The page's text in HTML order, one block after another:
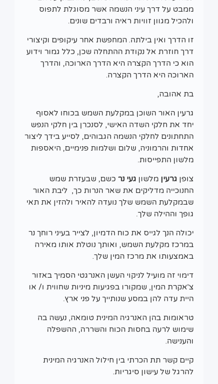
ממבט על דרך עיני הנשמה אשר מסוגלת לתפוס
ולהכיל מגוון זוויות ראיה ורבדים שונים.
זו הדרך ואין בילתה. המחפשת אחר עיקופים וקיצורי
דרך חוזרת אל נקודת ההתחלה שכן, כלל גמור וידוע
הוא כי הדרך הקצרה היא הדרך הארוכה, והדרך
הארוכה היא הדרך הקצרה.
בת אהובה,
גרעין האור השוכן במקלעת השמש בכוחו לאסוף
יחד את חלקי השדה האישי, לסנכרן בין חלקי הנפש
התחתונים לחלקי הנשמה הגבוהים, לסייע בידך ליצור
אחדות והרמוניה, שלום ושלמות פנימיים, היאספות
מלשון התפייסות.
צופן גרעין מלשון געי נר כשם, שבעזרת שמש
החנוכייה מדליקים את שאר הנרות כך, ליבת האור
שבמקלעת השמש שלך נועדה להאיר ולהזין את תאי
גופך וההילה שלך.
יכולה הנך לגייס את כוח הדמיון, לצייר בעיני רוחך נר
במרכז מקלעת השמש, ואותך נוטלת אותו מאירה
באמצעותו את מרכז המין שלך.
דימוי זה מועיל לניקוי העשן האנרגטי הסמיך באזור
צ'אקרת המין, שמקורו בפגיעות מיניות שחווית ו/ או
היית עדה להן במסע שנותייך על פני ארץ.
טראומות בהן האנרגיה המינית טומאה, נעשה בה
שימוש לרעה בחסות הכוח והשררה, ההשפלה
והענישה.
קיים קשר תת הכרתי בין חילול האנרגיה המינית
להרגל של עישון סיגריות.